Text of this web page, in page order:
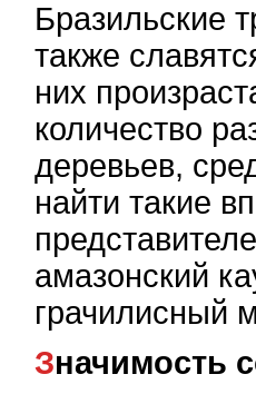
Бразильские
также
них
количество
деревьев,
найти такие
амазонский
грачилисный
Значимость